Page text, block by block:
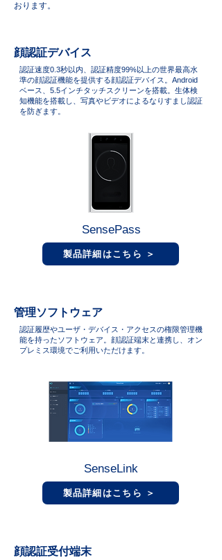
おります。
顔認証デバイス
認証速度0.3秒以内、認証精度99%以上の世界最高水
準の顔認証機能を提供する顔認証デバイス。Android
ベース、5.5インチタッチスクリーンを搭載。生体検
知機能を搭載し、写真やビデオによるなりすまし認証
を防ぎます。
​SensePass
製品詳細はこちら ＞
管理ソフトウェア
認証履歴やユーザ・デバイス・アクセスの権限管理機
能を持ったソフトウェア。顔認証端末と連携し、オン
プレミス環境でご利用いただけます。
SenseLink
製品詳細はこちら ＞
顔認証受付端末